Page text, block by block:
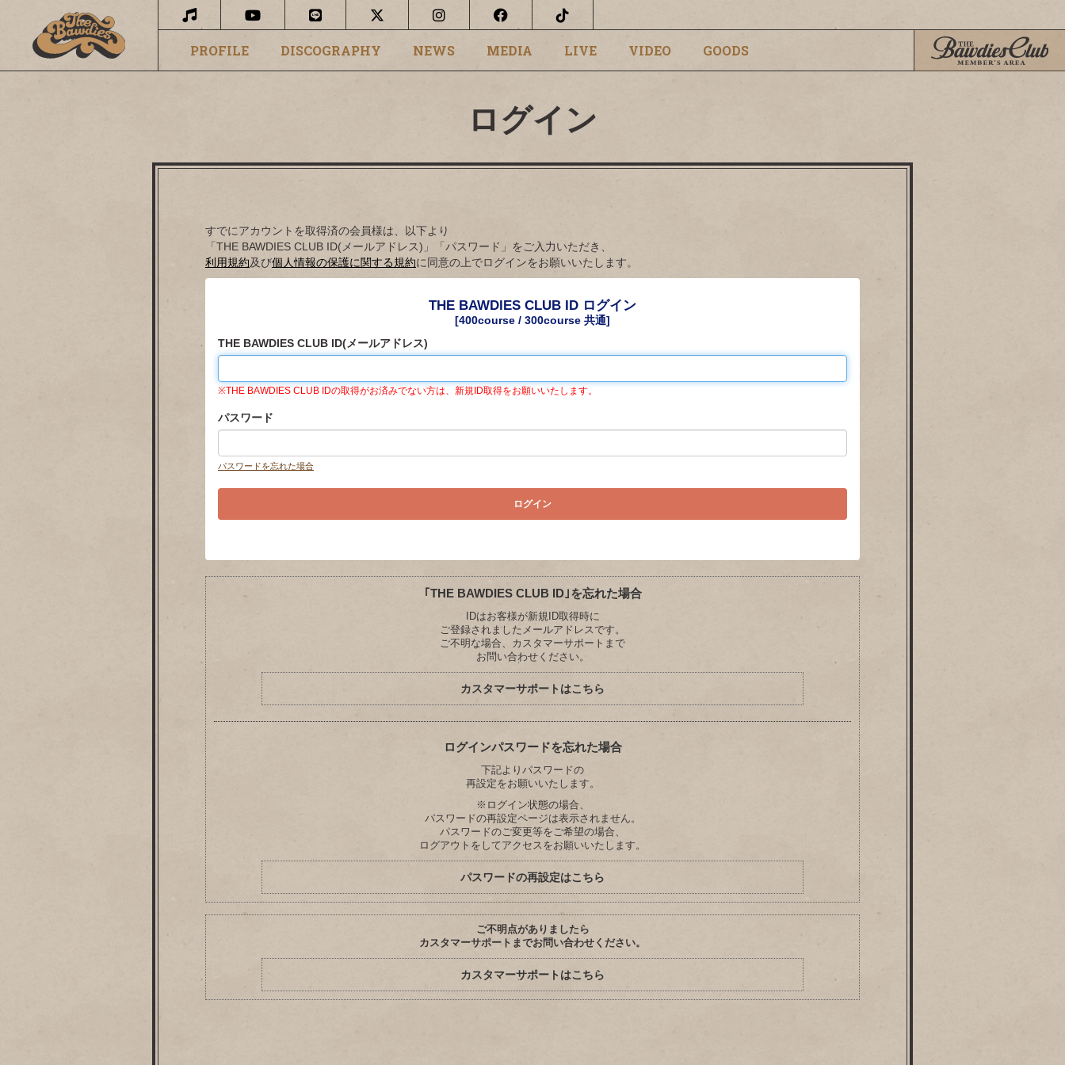
PROFILE DISCOGRAPHY NEWS MEDIA LIVE VIDEO GOODS
ログイン
すでにアカウントを取得済の会員様は、以下より
「THE BAWDIES CLUB ID(メールアドレス)」「パスワード」をご入力いただき、
利用規約及び個人情報の保護に関する規約に同意の上でログインをお願いいたします。
THE BAWDIES CLUB ID ログイン
[400course / 300course 共通]
THE BAWDIES CLUB ID(メールアドレス)
※THE BAWDIES CLUB IDの取得がお済みでない方は、新規ID取得をお願いいたします。
パスワード
パスワードを忘れた場合
｢THE BAWDIES CLUB ID｣を忘れた場合
IDはお客様が新規ID取得時に
ご登録されましたメールアドレスです。
ご不明な場合、カスタマーサポートまで
お問い合わせください。
カスタマーサポートはこちら
ログインパスワードを忘れた場合
下記よりパスワードの
再設定をお願いいたします。
※ログイン状態の場合、
パスワードの再設定ページは表示されません。
パスワードのご変更等をご希望の場合、
ログアウトをしてアクセスをお願いいたします。
パスワードの再設定はこちら
ご不明点がありましたら
カスタマーサポートまでお問い合わせください。
カスタマーサポートはこちら